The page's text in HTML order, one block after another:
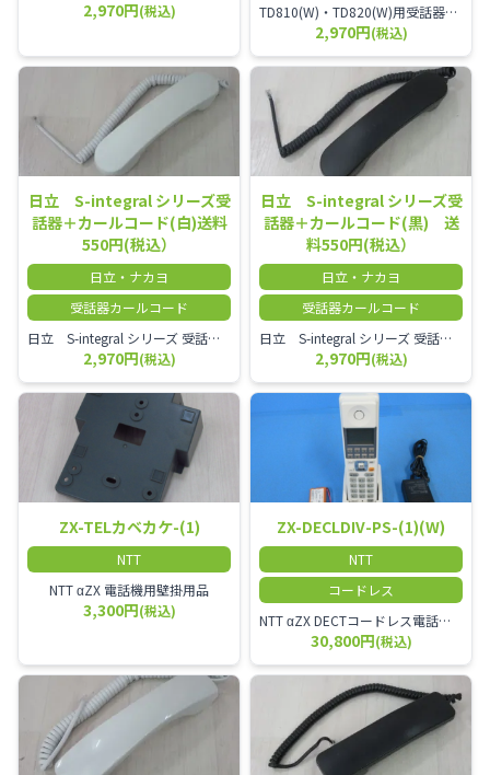
2,970円(税込) TD810(W)・TD820(W)用受話器＋カールコード セット／本商品は中古品となります。 写真では分かりにくいキズ・汚れなどの使用感があります。 予めご理解・ご了承頂きますようお願いいたします。
2,970円(税込)
日立 S-integral シリーズ受
話器＋カールコード(白)送料
550円(税込）
日立・ナカヨ
受話器カールコード
日立 S-integral シリーズ 受話器＋カールコード セット（白）／本商品は中古品となります。 写真では分かりにくいキズ・汚れなどの使用感があります。 経年変化で日焼けの色味が強くなる場合がございます。 予めご理解・ご了承頂きますようお願いいたします。
2,970円(税込)
日立 S-integral シリーズ受
話器＋カールコード(黒) 送
料550円(税込）
日立・ナカヨ
受話器カールコード
日立 S-integral シリーズ 受話器＋カールコード セット（黒）／本商品は中古品となります。 写真では分かりにくいキズ・汚れなどの使用感があります。 経年変化で日焼けの色味が強くなる場合がございます。 予めご理解・ご了承頂きますようお願いいたします。
2,970円(税込)
ZX-TELカベカケ-(1)
NTT
NTT αZX 電話機用壁掛用品
3,300円(税込)
ZX-DECLDIV-PS-(1)(W)
NTT
コードレス
NTT αZX DECTコードレス電話機(ダイバーシティ方式)
30,800円(税込)